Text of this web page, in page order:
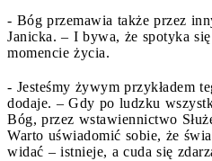
- Bóg przemawia także przez
Janicka. – I bywa, że spotyka
momencie życia.
- Jesteśmy żywym przykładem
dodaje. – Gdy po ludzku
Bóg, przez wstawiennictwo
Warto uświadomić sobie, że
widać – istnieje, a cuda się